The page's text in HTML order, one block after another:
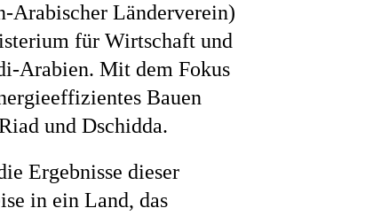
Arabischer Länderverein)
für Wirtschaft und
Arabien. Mit dem Fokus
Bauen
und Dschidda.
Ergebnisse dieser
in ein Land, das